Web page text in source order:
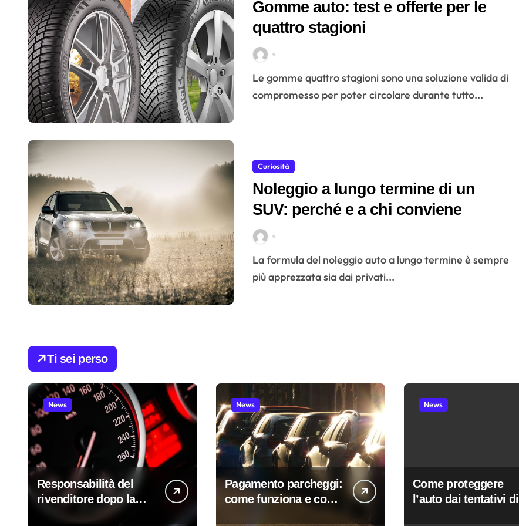
Gomme auto: test e offerte per le
quattro stagioni
Le gomme quattro stagioni sono una soluzione valida di
compromesso per poter circolare durante tutto...
Curiosità
Noleggio a lungo termine di un
SUV: perché e a chi conviene
La formula del noleggio auto a lungo termine è sempre
più apprezzata sia dai privati...
Ti sei perso
News
Responsabilità del
rivenditore dopo la
vendita di un’auto
News
Pagamento parcheggi:
come funziona e come
News
Come proteggere
l’auto dai tentativi di